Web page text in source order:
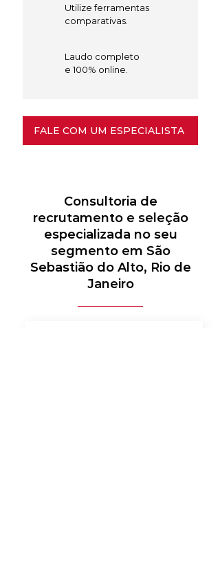
Utilize ferramentas
comparativas.
Laudo completo
e 100% online.
FALE COM UM ESPECIALISTA
Consultoria de
recrutamento e seleção
especializada no seu
segmento em São
Sebastião do Alto, Rio de
Janeiro